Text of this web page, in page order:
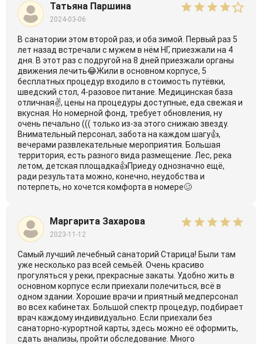
Татьяна Паршина
2024-03-06
В санатории этом второй раз, и оба зимой. Первый раз 5
лет назад встречали с мужем в нём НГ, приезжали на 4
дня. В этот раз с подругой на 8 дней приезжали органы
движения лечить😂Жили в основном корпусе, 5
бесплатных процедур входило в стоимость путёвки,
шведский стол, 4-разовое питание. Медицинская база
отличная✌, цены на процедуры доступные, еда свежая и
вкусная. Но номерной фонд, требует обновления, ну
очень печально ((( только из-за этого снижаю звезду.
Внимательный персонал, забота на каждом шагу👍,
вечерами развлекательные мероприятия. Большая
территория, есть разного вида размещение. Лес, река
летом, детская площадка👍Приеду однозначно ещё,
ради результата можно, конечно, неудобства и
потерпеть, но хочется комфорта в номере🥴
Маргарита Захарова
2023-11-12
Самый лучший лечебный санаторий Старица! Были там
уже несколько раз всей семьёй. Очень красиво
прогуляться у реки, прекрасные закаты. Удобно жить в
основном корпусе если приехали полечиться, всё в
одном здании. Хорошие врачи и приятный медперсонал
во всех кабинетах. Большой спектр процедур, подбирает
врач каждому индивидуально. Если приехали без
санаторно-курортной карты, здесь можно её оформить,
сдать анализы, пройти обследование. Много